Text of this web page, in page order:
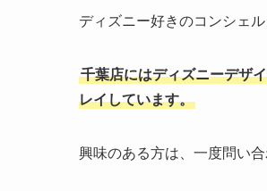
ディズニー好きのコンシェ
千葉店にはディズニーデザ
レイしています。
興味のある方は、一度問い